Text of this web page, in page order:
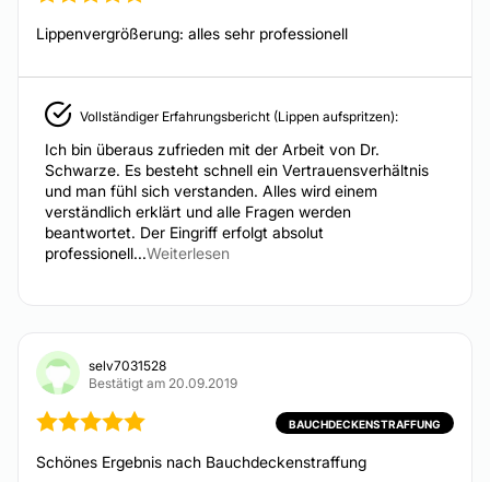
Ab 500 €
Ab 500 €
Anti-Aging
DERMATOLOGIE
ÄSTHETISCH-KOSMETISCHE BEHANDLUNGEN
Fettabsaugen ohne OP
Lippenvergrößerung: alles sehr professionell
Vollständiger Erfahrungsbericht (Lippen aufspritzen):
Ich bin überaus zufrieden mit der Arbeit von Dr.
Schwarze. Es besteht schnell ein Vertrauensverhältnis
und man fühl sich verstanden. Alles wird einem
verständlich erklärt und alle Fragen werden
beantwortet. Der Eingriff erfolgt absolut
professionell...Weiterlesen
selv7031528
Bestätigt am 20.09.2019
BAUCHDECKENSTRAFFUNG
Schönes Ergebnis nach Bauchdeckenstraffung